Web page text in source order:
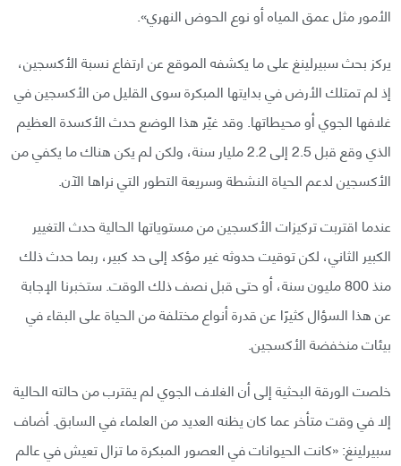
الأمور مثل عمق المياه أو نوع الحوض النهري».
يركز بحث سبيرلينغ على ما يكشفه الموقع عن ارتفاع نسبة الأكسجين،
إذ لم تمتلك الأرض في بدايتها المبكرة سوى القليل من الأكسجين في
غلافها الجوي أو محيطاتها. وقد غيّر هذا الوضع حدث الأكسدة العظيم
الذي وقع قبل 2.5 إلى 2.2 مليار سنة، ولكن لم يكن هناك ما يكفي من
الأكسجين لدعم الحياة النشطة وسريعة التطور التي نراها الآن.
عندما اقتربت تركيزات الأكسجين من مستوياتها الحالية حدث التغيير
الكبير الثاني، لكن توقيت حدوثه غير مؤكد إلى حد كبير، ربما حدث ذلك
منذ 800 مليون سنة، أو حتى قبل نصف ذلك الوقت. ستخبرنا الإجابة
عن هذا السؤال كثيرًا عن قدرة أنواع مختلفة من الحياة على البقاء في
بيئات منخفضة الأكسجين.
خلصت الورقة البحثية إلى أن الغلاف الجوي لم يقترب من حالته الحالية
إلا في وقت متأخر عما كان يظنه العديد من العلماء في السابق. أضاف
سبيرلينغ: «كانت الحيوانات في العصور المبكرة ما تزال تعيش في عالم